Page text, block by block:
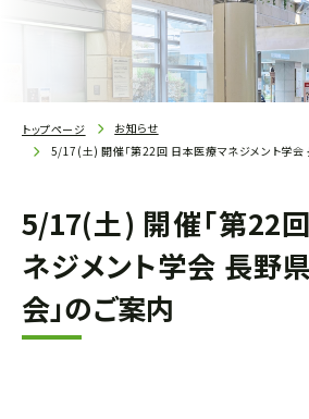
トップページ
お知らせ
5/17(土) 開催「第22回 日本医療マネジメント学会
5/17(土) 開催「第22
ネジメント学会 長野
会」のご案内